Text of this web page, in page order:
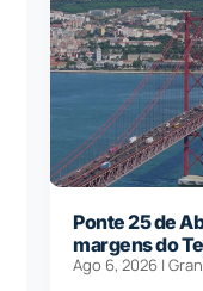
Ponte 25 de
margens do
Ago 6, 2026 |